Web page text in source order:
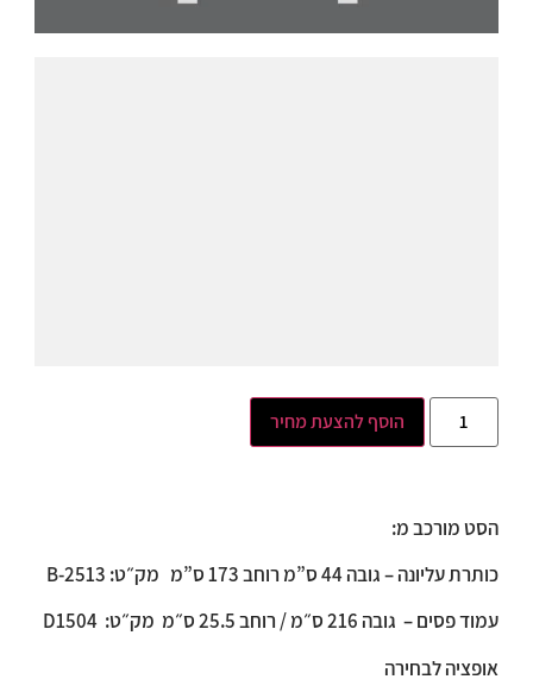
הוסף להצעת מחיר
הסט מורכב מ:
כותרת עליונה – גובה 44 ס”מ רוחב 173 ס”מ מק״ט: B-2513
עמוד פסים – גובה 216 ס״מ / רוחב 25.5 ס״מ מק״ט: D1504
אופציה לבחירה